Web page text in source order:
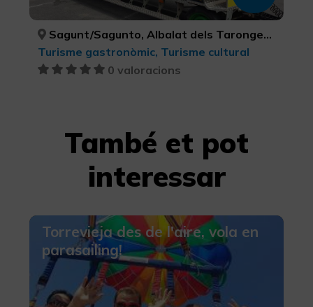
Sagunt/Sagunto, Albalat dels Tarongers, Gilet, Petrés, VALÈNCIA, VALÈNCIA, VALÈNCIA, VALÈNCIA
Turisme gastronòmic, Turisme cultural
0 valoracions
També et pot
interessar
Torrevieja des de l'aire, vola en
parasailing!